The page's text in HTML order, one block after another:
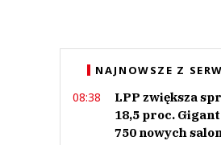
19.03.2025 /
This comment was minimized by the
I dobrze, to polski sklep niech sie rozwijają. W
krajowej gospodarce
Norbert
Odpowiedz
NAJNOWSZE Z
08:38
LPP zwiększa
18,5 proc.
750 nowych